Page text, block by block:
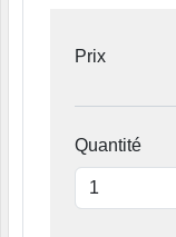
Prix
Quantité